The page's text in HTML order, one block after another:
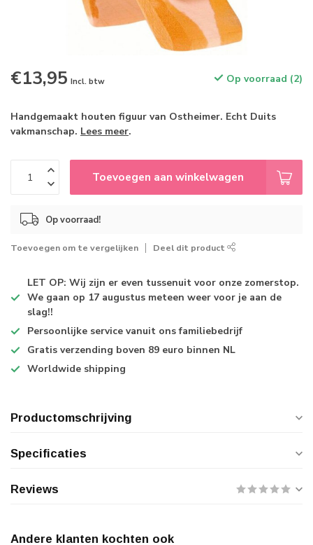
€13,95 Incl. btw Op voorraad (2)
Handgemaakt houten figuur van Ostheimer. Echt Duits
vakmanschap. Lees meer.
Toevoegen aan winkelwagen
Op voorraad!
Toevoegen om te vergelijken Deel dit product
LET OP: Wij zijn er even tussenuit voor onze zomerstop.
We gaan op 17 augustus meteen weer voor je aan de
slag!!
Persoonlijke service vanuit ons familiebedrijf
Gratis verzending boven 89 euro binnen NL
Worldwide shipping
Productomschrijving
Specificaties
Reviews
Andere klanten kochten ook